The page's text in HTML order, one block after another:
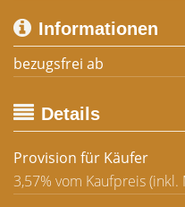
Informationen
bezugsfrei ab
Details
Provision für Käufer
3,57% vom Kaufpreis (inkl.